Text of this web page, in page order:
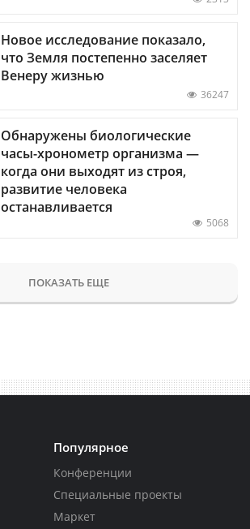
Новое исследование показало,
что Земля постепенно заселяет
Венеру жизнью
36247
Обнаружены биологические
часы-хронометр организма —
когда они выходят из строя,
развитие человека
останавливается
5068
ПОКАЗАТЬ ЕЩЕ
Популярное
Конференции
Специальные проекты
Маркет